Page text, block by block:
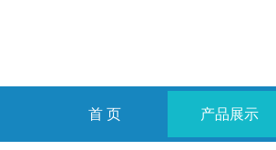
首 页 产品展示